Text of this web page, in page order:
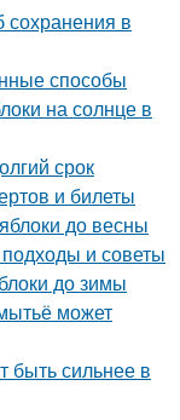
сохранения в
способы
на солнце в
срок
и билеты
до весны
и советы
до зимы
может
быть сильнее в